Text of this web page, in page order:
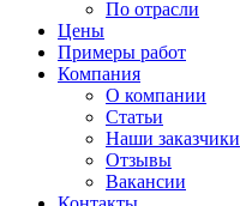
По отрасли
Цены
Примеры работ
Компания
О компании
Статьи
Наши заказчики
Отзывы
Вакансии